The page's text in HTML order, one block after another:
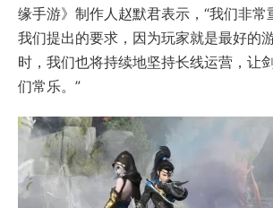
缘手游》制作人赵默君表示，“我们非
我们提出的要求，因为玩家就是最好的
时，我们也将持续地坚持长线运营，让
们常乐。”